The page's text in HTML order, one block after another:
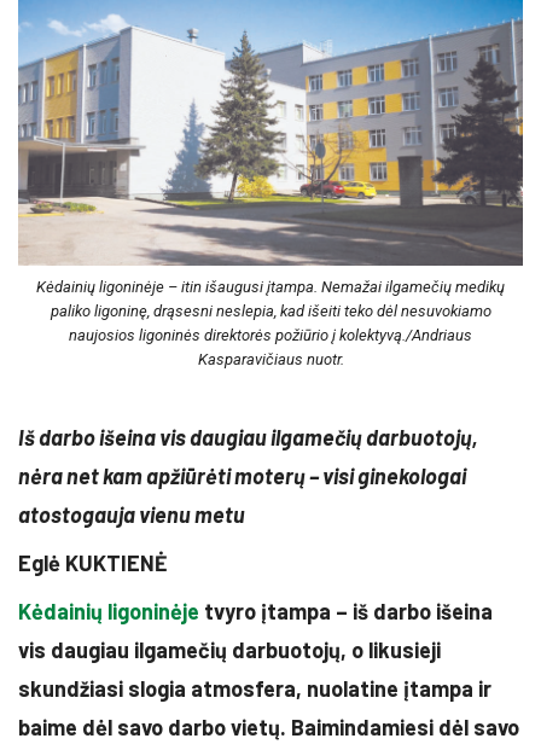
Kėdainių ligoninėje – itin išaugusi įtampa. Nemažai ilgamečių medikų
paliko ligoninę, drąsesni neslepia, kad išeiti teko dėl nesuvokiamo
naujosios ligoninės direktorės požiūrio į kolektyvą./Andriaus
Kasparavičiaus nuotr.
Iš darbo išeina vis daugiau ilgamečių darbuotojų,
nėra net kam apžiūrėti moterų – visi ginekologai
atostogauja vienu metu
Eglė KUKTIENĖ
Kėdainių ligoninėje tvyro įtampa – iš darbo išeina
vis daugiau ilgamečių darbuotojų, o likusieji
skundžiasi slogia atmosfera, nuolatine įtampa ir
baime dėl savo darbo vietų. Baimindamiesi dėl savo